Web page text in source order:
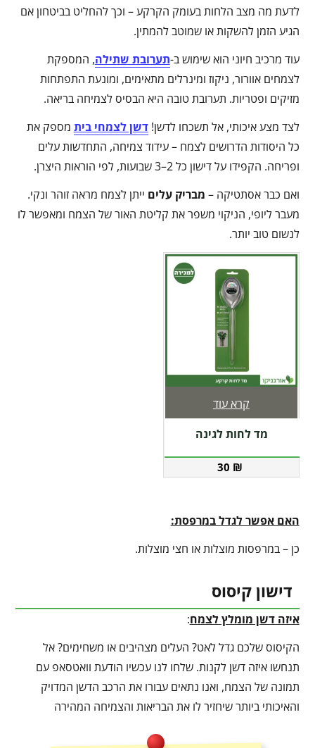
לדעת מה מצב הלחות בעומק הקרקע – וכך להחליט בביטחון אם
הגיע הזמן להשקות או שמוטב להמתין.
עוד מרכיב חיוני הוא שימוש ב-תערובת שתילה, המספקת
לצמחים אוורור, ניקוז ומינרלים מתאימים, ומונעת התפתחות
מזיקים ופטריות. תערובת טובה היא הבסיס לצמיחה בריאה.
לצד מצע איכותי, אל תשכחו לדשן!דשן לצמחי בית מספק את
כל היסודות הדרושים לצמח – עידוד צמיחה, התחדשות עלים
ופריחה. הקפידו על דישון כל 2–3 שבועות, לפי הוראות היצרן.
ואם כבר אסתטיקה – מבריק עלים ייתן לצמח מראה זוהר ונקי.
מעבר ליופי, הניקוי משפר את קליטת האור של הצמח ומאפשר לו
לנשום טוב יותר.
מד לחות לגינה
30 ₪
קרא עוד
האם אפשר לגדל במרפסת:
כן – במרפסות מוצלות או חצי מוצלות.
דישון קיסוס
איזה דשן מומלץ לצמח:
הקיסוס שלכם גדל לאט? העלים מצהיבים או משחימים? אל
תנחשו איזה דשן לקנות. שלחו לנו עכשיו הודעת וואטסאפ עם
תמונה של הצמח, ואנו נתאים עבורו את הרכב הדשן המדויק
והאיכותי ביותר שיחזיר לו את הבריאות והצמיחה המהירה